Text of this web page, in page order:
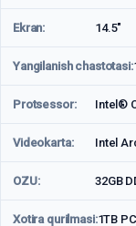
Ekran: 14.5"
Yangilanish chastotasi:
Protsessor: Intel®
Videokarta: Intel
OZU: 32GB
Xotira qurilmasi:1TB